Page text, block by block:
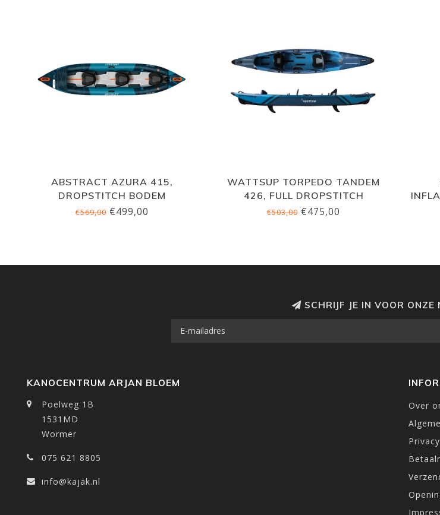
ABSTRACT AZURA 415,
DROPSTITCH BODEM
€569,00€499,00
WATTSUP TORPEDO TANDEM
426, FULL DROPSTITCH
€503,00€475,00
SCHRIJF JE IN VOOR ONZE
KANOCENTRUM ARJAN BLOEM
Poelweg 1B
1531MD
Wormer
075 621 8805
info@kajak.nl
Over